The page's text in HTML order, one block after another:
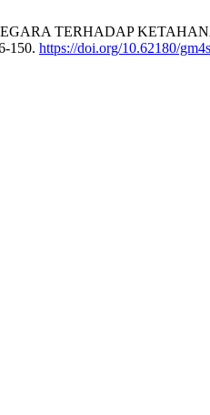
TERHADAP
150. https://doi.org/10.62180/